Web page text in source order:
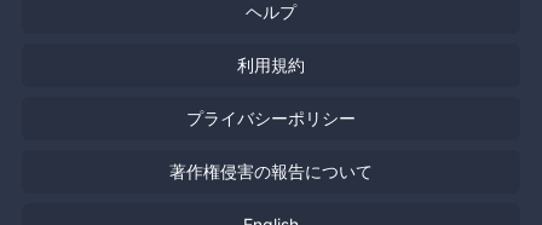
ヘルプ
利用規約
プライバシーポリシー
著作権侵害の報告について